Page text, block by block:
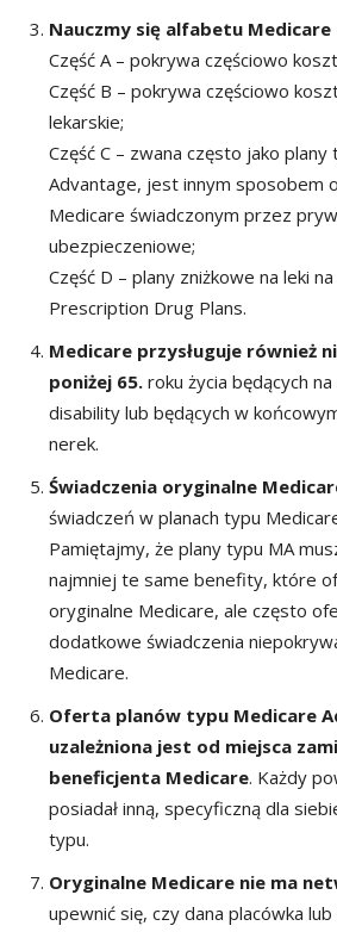
Nauczmy się alfabetu Medicare
Część A – pokrywa częściowo
Część B – pokrywa częściowo
lekarskie;
Część C – zwana często jako
Advantage, jest innym sposobem
Medicare świadczonym przez
ubezpieczeniowe;
Część D – plany zniżkowe na leki
Prescription Drug Plans.
Medicare przysługuje również
poniżej 65. roku życia będących
disability lub będących w
nerek.
Świadczenia oryginalne
świadczeń w planach typu
Pamiętajmy, że plany typu MA
najmniej te same benefity, które
oryginalne Medicare, ale często
dodatkowe świadczenia
Medicare.
Oferta planów typu Medicare
uzależniona jest od miejsca
beneficjenta Medicare. Każdy
posiadał inną, specyficzną dla
typu.
Oryginalne Medicare nie ma
upewnić się, czy dana placówka